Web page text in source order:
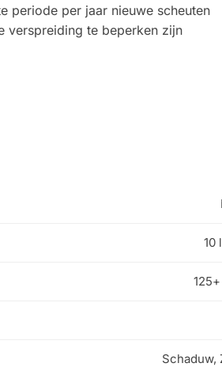
periode per jaar nieuwe scheuten
verspreiding te beperken zijn
10
Schaduw,